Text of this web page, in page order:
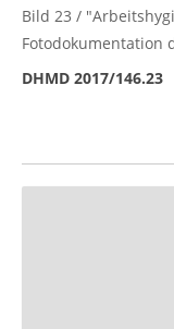
Bild 23 /
Fotodokumentation
DHMD 2017/146.23